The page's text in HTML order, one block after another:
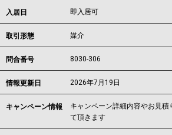
入居日 即入居可
取引形態 媒介
問合番号 8030-306
情報更新日 2026年7月19日
キャンペーン情報
キャンペーン詳細内容やお見
て頂きます